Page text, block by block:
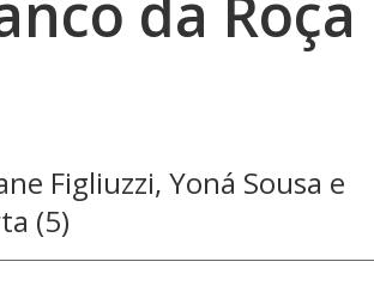
Figliuzzi, Yoná Sousa e
(5)